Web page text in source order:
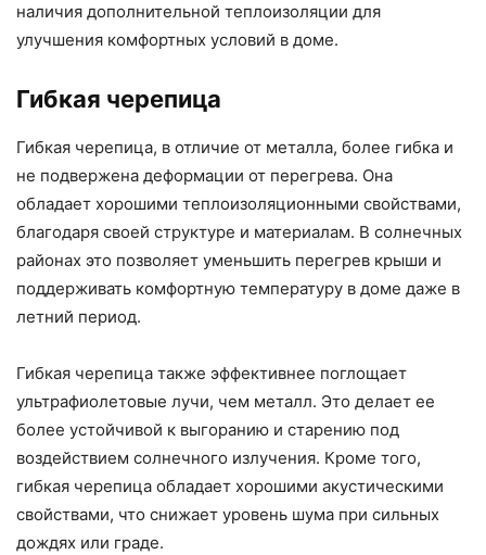
наличия дополнительной теплоизоляции для
улучшения комфортных условий в доме.
Гибкая черепица
Гибкая черепица, в отличие от металла, более гибка и
не подвержена деформации от перегрева. Она
обладает хорошими теплоизоляционными свойствами,
благодаря своей структуре и материалам. В солнечных
районах это позволяет уменьшить перегрев крыши и
поддерживать комфортную температуру в доме даже в
летний период.
Гибкая черепица также эффективнее поглощает
ультрафиолетовые лучи, чем металл. Это делает ее
более устойчивой к выгоранию и старению под
воздействием солнечного излучения. Кроме того,
гибкая черепица обладает хорошими акустическими
свойствами, что снижает уровень шума при сильных
дождях или граде.